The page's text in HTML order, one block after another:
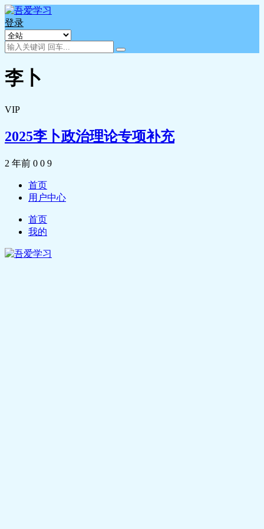
登录
李卜
VIP
2025李卜政治理论专项补充
2 年前 0 0 9
首页
用户中心
首页
我的